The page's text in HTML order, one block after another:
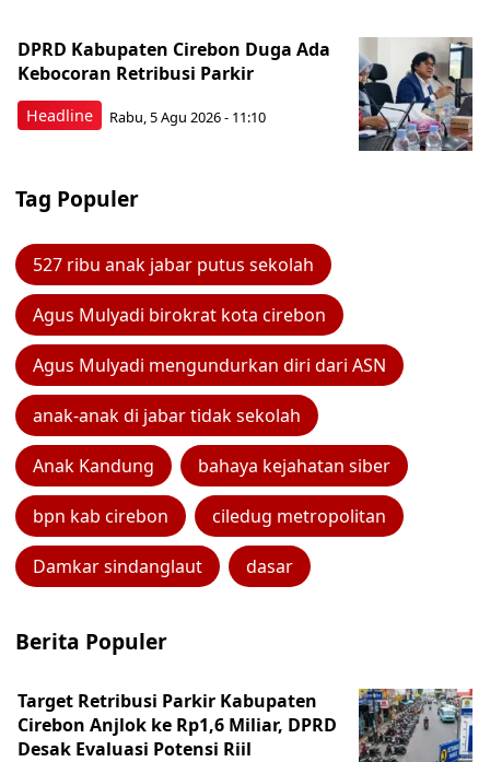
Headline
DPRD Kabupaten Cirebon Duga Ada
Kebocoran Retribusi Parkir
Rabu, 5 Agu 2026 - 11:10
Tag Populer
527 ribu anak jabar putus sekolah
Agus Mulyadi birokrat kota cirebon
Agus Mulyadi mengundurkan diri dari ASN
anak-anak di jabar tidak sekolah
Anak Kandung bahaya kejahatan siber
bpn kab cirebon ciledug metropolitan
Damkar sindanglaut dasar
Berita Populer
Target Retribusi Parkir Kabupaten
Cirebon Anjlok ke Rp1,6 Miliar, DPRD
Desak Evaluasi Potensi Riil